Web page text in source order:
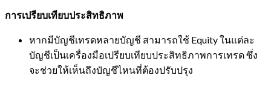
การเปรียบเทียบประสิทธิภาพ
หากมีบัญชีเทรดหลายบัญชี สามารถใช้ Equity ในแต่ละ
บัญชีเป็นเครื่องมือเปรียบเทียบประสิทธิภาพการเทรด ซึ่ง
จะช่วยให้เห็นถึงบัญชีไหนที่ต้องปรับปรุง